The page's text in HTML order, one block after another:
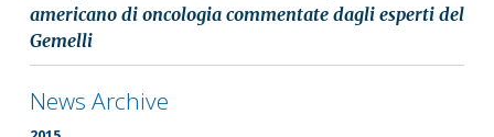
americano di oncologia commentate dagli esperti del
Gemelli
News Archive